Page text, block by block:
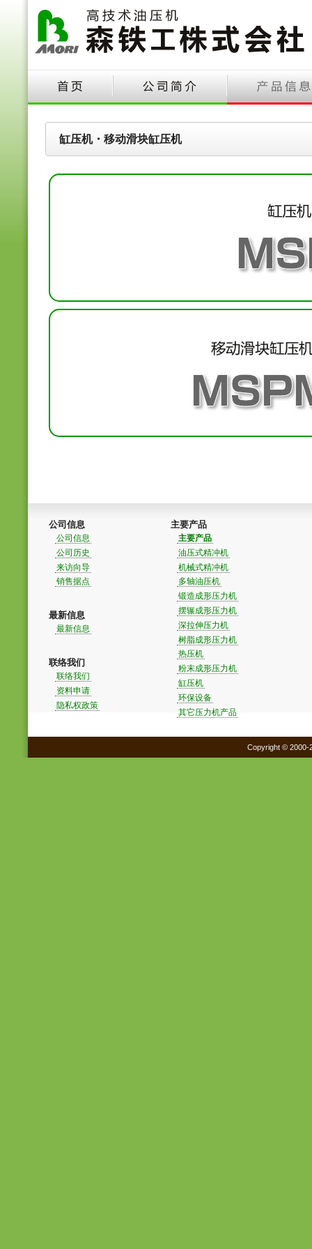
缸压机・移动滑块缸压机
公司信息
公司信息
公司历史
来访向导
销售据点
最新信息
最新信息
联络我们
联络我们
资料申请
隐私权政策
主要产品
主要产品
油压式精冲机
机械式精冲机
多轴油压机
锻造成形压力机
摆辗成形压力机
深拉伸压力机
树脂成形压力机
热压机
粉末成形压力机
缸压机
环保设备
其它压力机产品
Copyright © 2000-